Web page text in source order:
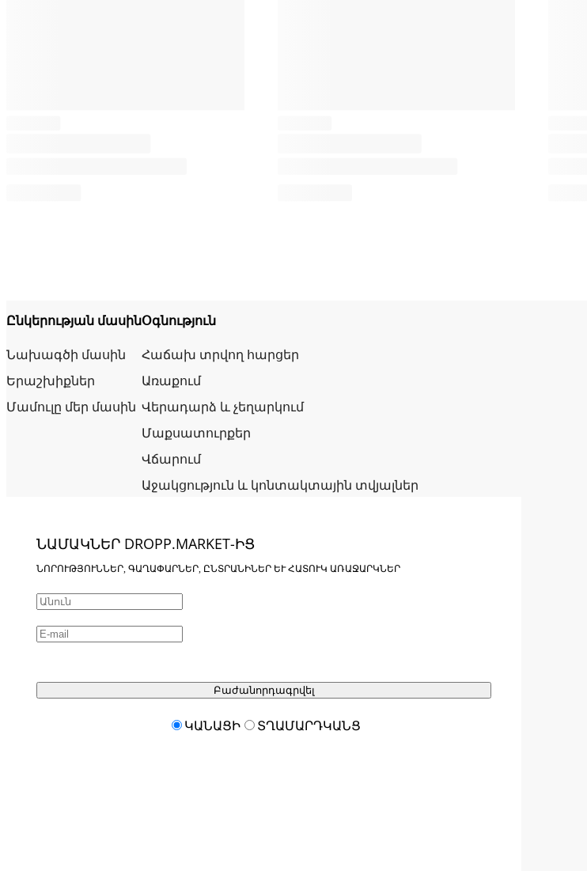
Ընկերության մասին
Նախագծի մասին
Երաշխիքներ
Մամուլը մեր մասին
Օգնություն
Հաճախ տրվող հարցեր
Առաքում
Վերադարձ և չեղարկում
Մաքսատուրքեր
Վճարում
Աջակցություն և կոնտակտային տվյալներ
ՆԱՄԱԿՆԵՐ DROPP.MARKET-ԻՑ
ՆՈՐՈՒԹՅՈՒՆՆԵՐ, ԳԱՂԱՓԱՐՆԵՐ, ԸՆՏՐԱՆԻՆԵՐ ԵՒ ՀԱՏՈՒԿ ԱՌԱՋԱՐԿՆԵՐ
Բաժանորդագրվել
ԿԱՆԱՑԻ ՏՂԱՄԱՐԴԿԱՆՑ